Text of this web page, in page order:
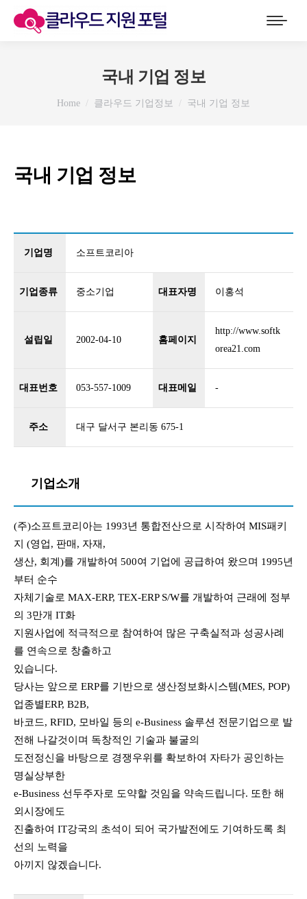
국내 기업 정보
You are here:
Home 클라우드 기업정보 국내 기업 정보
국내 기업 정보
기업명 소프트코리아
기업종류 중소기업 대표자명 이홍석
설립일 2002-04-10 홈페이지
http://www.softk
orea21.com
대표번호 053-557-1009 대표메일 -
주소 대구 달서구 본리동 675-1
기업소개
(주)소프트코리아는 1993년 통합전산으로 시작하여 MIS패키
지 (영업, 판매, 자재,
생산, 회계)를 개발하여 500여 기업에 공급하여 왔으며 1995년
부터 순수
자체기술로 MAX-ERP, TEX-ERP S/W를 개발하여 근래에 정부
의 3만개 IT화
지원사업에 적극적으로 참여하여 많은 구축실적과 성공사례
를 연속으로 창출하고
있습니다.
당사는 앞으로 ERP를 기반으로 생산정보화시스템(MES, POP)
업종별ERP, B2B,
바코드, RFID, 모바일 등의 e-Business 솔루션 전문기업으로 발
전해 나갈것이며 독창적인 기술과 불굴의
도전정신을 바탕으로 경쟁우위를 확보하여 자타가 공인하는
명실상부한
e-Business 선두주자로 도약할 것임을 약속드립니다. 또한 해
외시장에도
진출하여 IT강국의 초석이 되어 국가발전에도 기여하도록 최
선의 노력을
아끼지 않겠습니다.